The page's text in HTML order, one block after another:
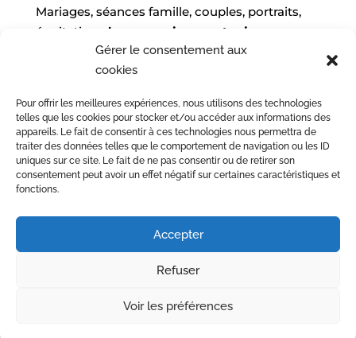
Gérer le consentement aux
cookies
Pour offrir les meilleures expériences, nous utilisons des technologies
telles que les cookies pour stocker et/ou accéder aux informations des
appareils. Le fait de consentir à ces technologies nous permettra de
traiter des données telles que le comportement de navigation ou les ID
uniques sur ce site. Le fait de ne pas consentir ou de retirer son
consentement peut avoir un effet négatif sur certaines caractéristiques et
fonctions.
Accepter
Refuser
Voir les préférences
Mariages, séances famille, couples, portraits,
équitation,
des souvenirs pour toujours,
lumineux et pleins d’amour.
Séances en bord de mer
📅Réservations ouvertes pour 2027 & 2028
📧juliesebyphotographie@gmail.com
📷 Suivez-moi surInstagram